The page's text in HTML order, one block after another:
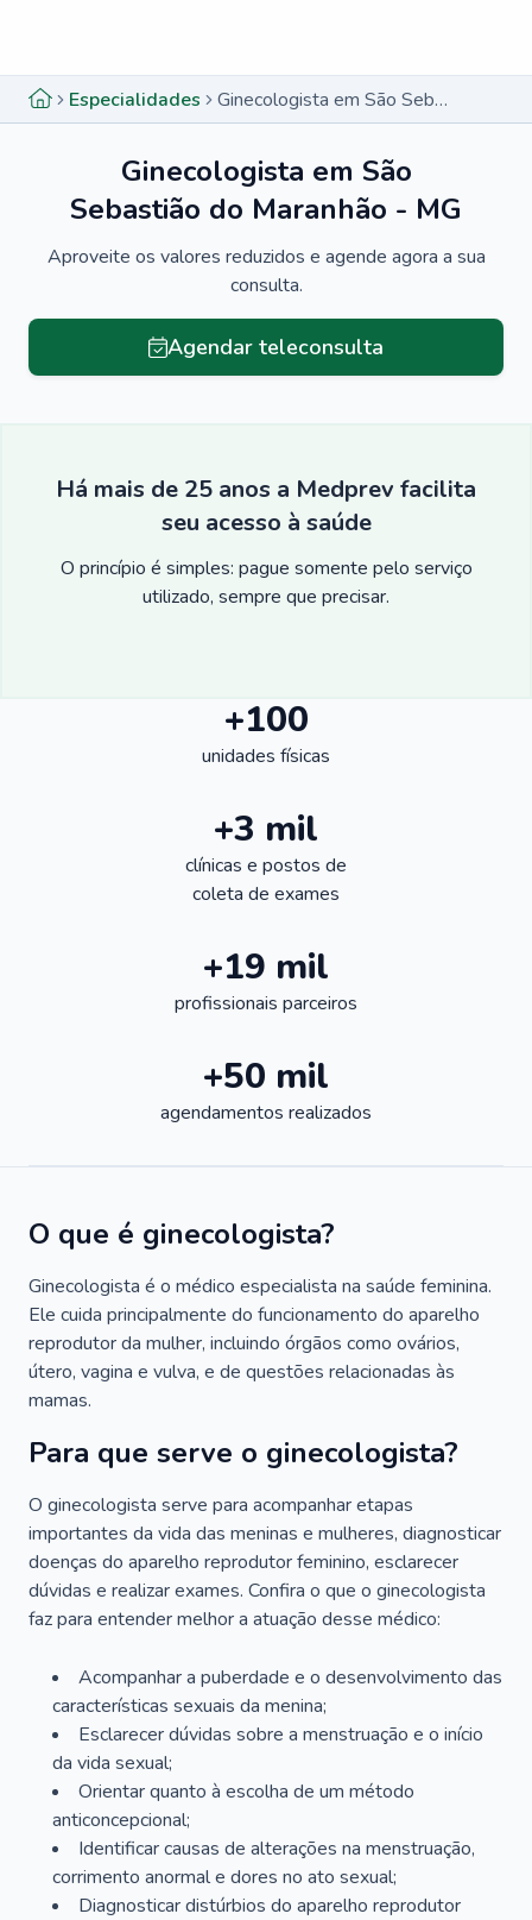
Especialidades Ginecologista em São Sebastião do Maranhão - MG
Ginecologista em São
Sebastião do Maranhão - MG
Aproveite os valores reduzidos e agende agora a sua
consulta.
Agendar teleconsulta
Há mais de 25 anos a Medprev facilita
seu acesso à saúde
O princípio é simples: pague somente pelo serviço
utilizado, sempre que precisar.
+100
unidades físicas
+3 mil
clínicas e postos de
coleta de exames
+19 mil
profissionais parceiros
+50 mil
agendamentos realizados
O que é ginecologista?
Ginecologista é o médico especialista na saúde feminina.
Ele cuida principalmente do funcionamento do aparelho
reprodutor da mulher, incluindo órgãos como ovários,
útero, vagina e vulva, e de questões relacionadas às
mamas.
Para que serve o ginecologista?
O ginecologista serve para acompanhar etapas
importantes da vida das meninas e mulheres, diagnosticar
doenças do aparelho reprodutor feminino, esclarecer
dúvidas e realizar exames. Confira o que o ginecologista
faz para entender melhor a atuação desse médico:
Acompanhar a puberdade e o desenvolvimento das
características sexuais da menina;
Esclarecer dúvidas sobre a menstruação e o início
da vida sexual;
Orientar quanto à escolha de um método
anticoncepcional;
Identificar causas de alterações na menstruação,
corrimento anormal e dores no ato sexual;
Diagnosticar distúrbios do aparelho reprodutor